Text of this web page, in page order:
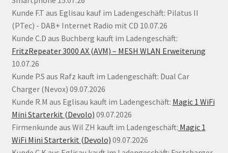
Kunde F.T aus Eglisau kauf im Ladengeschäft: Pilatus II
(PTec) - DAB+ Internet Radio mit CD 10.07.26
Kunde C.D aus Buchberg kauft im Ladengeschäft:
FritzRepeater 3000 AX (AVM) – MESH WLAN Erweiterung
10.07.26
Kunde P.S aus Rafz kauft im Ladengeschäft: Dual Car
Charger (Nevox) 09.07.2026
Kunde R.M aus Eglisau kauft im Ladengeschäft: Magic 1 WiFi
Mini Starterkit (Devolo) 09.07.2026
Firmenkunde aus Wil ZH kauft im Ladengeschäft: Magic 1
WiFi Mini Starterkit (Devolo) 09.07.2026